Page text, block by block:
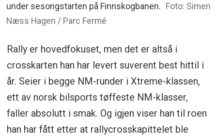
under sesongstarten på Finnskogbanen. Foto: Simen
Næss Hagen / Parc Fermé
Rally er hovedfokuset, men det er altså i
crosskarten han har levert suverent best hittil i
år. Seier i begge NM-runder i Xtreme-klassen,
ett av norsk bilsports tøffeste NM-klasser,
faller absolutt i smak. Og igjen viser han til roen
han har fått etter at rallycrosskapittelet ble